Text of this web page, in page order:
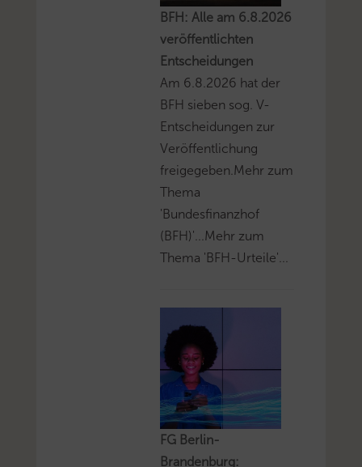
BFH: Alle am 6.8.2026
veröffentlichten
Entscheidungen
Am 6.8.2026 hat der
BFH sieben sog. V-
Entscheidungen zur
Veröffentlichung
freigegeben.Mehr zum
Thema
'Bundesfinanzhof
(BFH)'...Mehr zum
Thema 'BFH-Urteile'...
FG Berlin-
Brandenburg: